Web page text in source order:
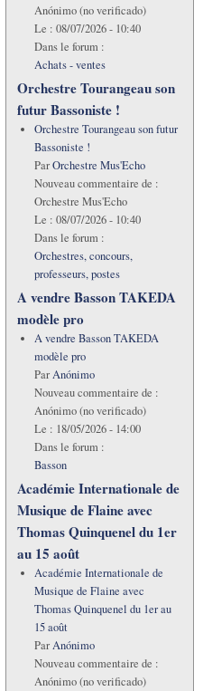
Anónimo (no verificado)
Le : 08/07/2026 - 10:40
Dans le forum :
Achats - ventes
Orchestre Tourangeau son
futur Bassoniste !
Orchestre Tourangeau son futur
Bassoniste !
ParOrchestre Mus'Echo
Nouveau commentaire de :
Orchestre Mus'Echo
Le : 08/07/2026 - 10:40
Dans le forum :
Orchestres, concours,
professeurs, postes
A vendre Basson TAKEDA
modèle pro
A vendre Basson TAKEDA
modèle pro
ParAnónimo
Nouveau commentaire de :
Anónimo (no verificado)
Le : 18/05/2026 - 14:00
Dans le forum :
Basson
Académie Internationale de
Musique de Flaine avec
Thomas Quinquenel du 1er
au 15 août
Académie Internationale de
Musique de Flaine avec
Thomas Quinquenel du 1er au
15 août
ParAnónimo
Nouveau commentaire de :
Anónimo (no verificado)